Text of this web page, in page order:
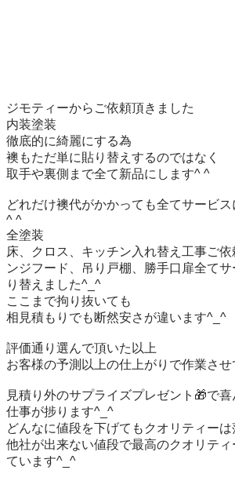
ジモティーからご依頼頂きました
内装塗装
徹底的に綺麗にする為
襖もただ単に貼り替えするのではなく
取手や裏側まで全て新品にします^ ^
どれだけ襖代がかかっても全てサービ
^ ^
全塗装
床、クロス、キッチン入れ替え工事ご
ンジフード、吊り戸棚、勝手口扉全て
り替えました^_^
ここまで拘り抜いても
相見積もりでも断然安さが違います^_^
評価通り選んで頂いた以上
お客様の予測以上の仕上がりで作業させ
見積り外のサプライズプレゼント🎁で
仕事が捗ります^_^
どんなに値段を下げてもクオリティー
他社が出来ない値段で最高のクオリテ
ています^_^